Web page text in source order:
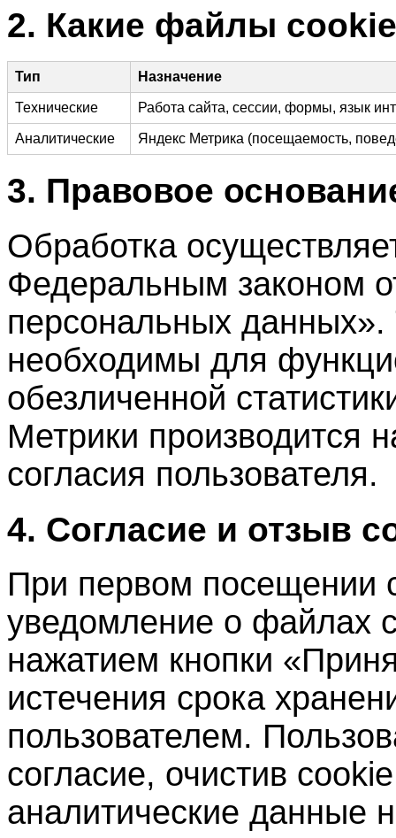
2. Какие файлы
Тип Назначение
Технические Работа сайта, сессии, формы, язык
Аналитические Яндекс Метрика (посещаемость,
3. Правовое
Обработка
Федеральным законом
персональных данных».
необходимы для
обезличенной
Метрики производится
согласия пользователя.
4. Согласие и отзыв
При первом посещении
уведомление о файлах
нажатием кнопки
истечения срока
пользователем.
согласие, очистив
аналитические данные